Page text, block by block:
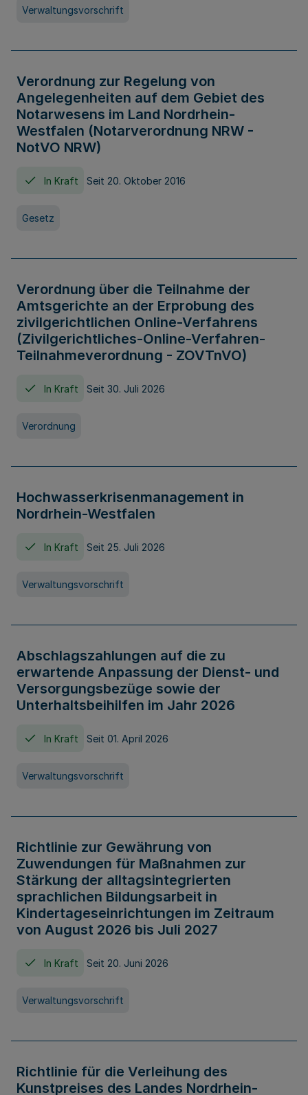
Verwaltungsvorschrift
Verordnung zur Regelung von
Angelegenheiten auf dem Gebiet des
Notarwesens im Land Nordrhein-
Westfalen (Notarverordnung NRW -
NotVO NRW)
In Kraft Seit 20. Oktober 2016
Gesetz
Verordnung über die Teilnahme der
Amtsgerichte an der Erprobung des
zivilgerichtlichen Online-Verfahrens
(Zivilgerichtliches-Online-Verfahren-
Teilnahmeverordnung - ZOVTnVO)
In Kraft Seit 30. Juli 2026
Verordnung
Hochwasserkrisenmanagement in
Nordrhein-Westfalen
In Kraft Seit 25. Juli 2026
Verwaltungsvorschrift
Abschlagszahlungen auf die zu
erwartende Anpassung der Dienst- und
Versorgungsbezüge sowie der
Unterhaltsbeihilfen im Jahr 2026
In Kraft Seit 01. April 2026
Verwaltungsvorschrift
Richtlinie zur Gewährung von
Zuwendungen für Maßnahmen zur
Stärkung der alltagsintegrierten
sprachlichen Bildungsarbeit in
Kindertageseinrichtungen im Zeitraum
von August 2026 bis Juli 2027
In Kraft Seit 20. Juni 2026
Verwaltungsvorschrift
Richtlinie für die Verleihung des
Kunstpreises des Landes Nordrhein-